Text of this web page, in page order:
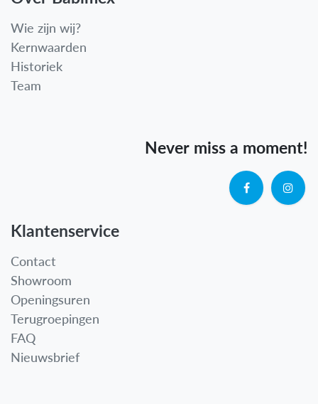
Wie zijn wij?
Kernwaarden
Historiek
Team
Never miss a moment!
Klantenservice
Contact
Showroom
Openingsuren
Terugroepingen
FAQ
Nieuwsbrief